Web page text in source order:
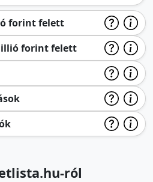
forint felett
forint felett
ról